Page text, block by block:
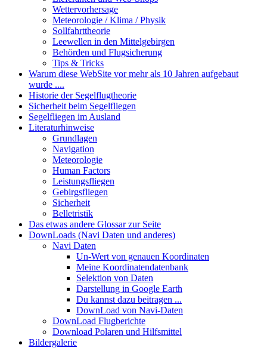
Wettervorhersage
Meteorologie / Klima / Physik
Sollfahrttheorie
Leewellen in den Mittelgebirgen
Behörden und Flugsicherung
Tips & Tricks
Warum diese WebSite vor mehr als 10 Jahren aufgebaut
wurde ....
Historie der Segelflugtheorie
Sicherheit beim Segelfliegen
Segelfliegen im Ausland
Literaturhinweise
Grundlagen
Navigation
Meteorologie
Human Factors
Leistungsfliegen
Gebirgsfliegen
Sicherheit
Belletristik
Das etwas andere Glossar zur Seite
DownLoads (Navi Daten und anderes)
Navi Daten
Un-Wert von genauen Koordinaten
Meine Koordinatendatenbank
Selektion von Daten
Darstellung in Google Earth
Du kannst dazu beitragen ...
DownLoad von Navi-Daten
DownLoad Flugberichte
Download Polaren und Hilfsmittel
Bildergalerie